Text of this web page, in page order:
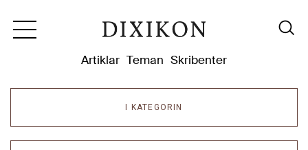
Artiklar Teman Skribenter
I KATEGORIN